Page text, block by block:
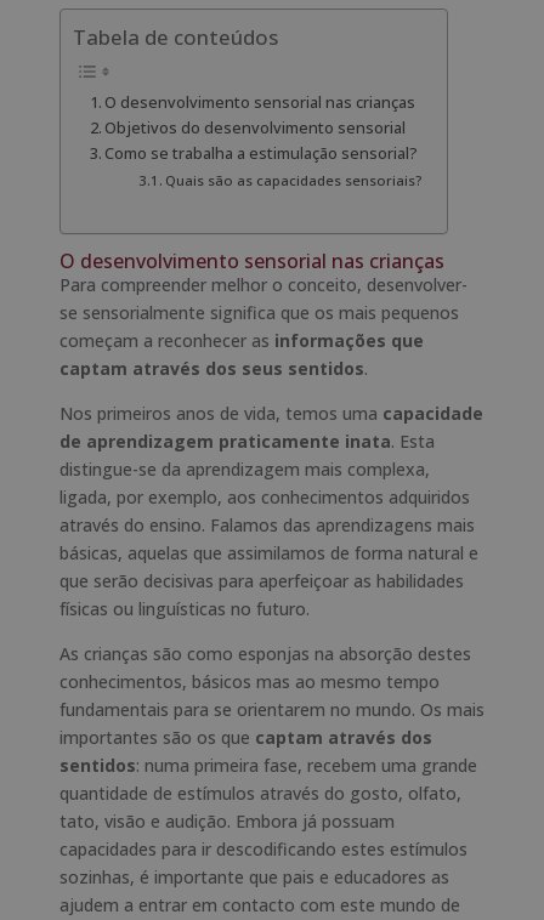
Tabela de conteúdos
O desenvolvimento sensorial nas crianças
Objetivos do desenvolvimento sensorial
Como se trabalha a estimulação sensorial?
Quais são as capacidades sensoriais?
O desenvolvimento sensorial nas crianças
Para compreender melhor o conceito, desenvolver-
se sensorialmente significa que os mais pequenos
começam a reconhecer as informações que
captam através dos seus sentidos.
Nos primeiros anos de vida, temos uma capacidade
de aprendizagem praticamente inata. Esta
distingue-se da aprendizagem mais complexa,
ligada, por exemplo, aos conhecimentos adquiridos
através do ensino. Falamos das aprendizagens mais
básicas, aquelas que assimilamos de forma natural e
que serão decisivas para aperfeiçoar as habilidades
físicas ou linguísticas no futuro.
As crianças são como esponjas na absorção destes
conhecimentos, básicos mas ao mesmo tempo
fundamentais para se orientarem no mundo. Os mais
importantes são os que captam através dos
sentidos: numa primeira fase, recebem uma grande
quantidade de estímulos através do gosto, olfato,
tato, visão e audição. Embora já possuam
capacidades para ir descodificando estes estímulos
sozinhas, é importante que pais e educadores as
ajudem a entrar em contacto com este mundo de